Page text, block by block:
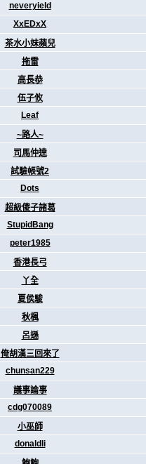
neveryield
XxEDxX
茶水小妹蘋兒
拖雷
高長恭
伍子攸
Leaf
~路人~
司馬仲達
試驗帳號2
Dots
超級傻子諸葛
StupidBang
peter1985
香港長弓
丫全
夏侯駿
秋楓
呂遜
俺胡漢三回來了
chunsan229
議事論事
cdg070089
小巫師
donaldli